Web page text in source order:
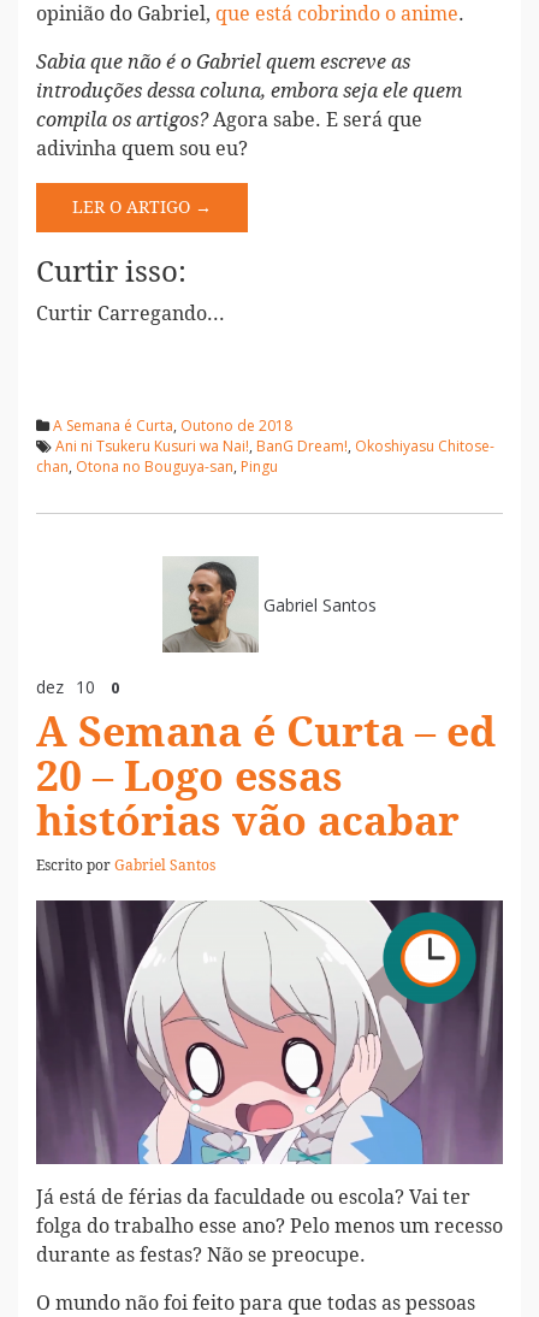
opinião do Gabriel, que está cobrindo o anime.
Sabia que não é o Gabriel quem escreve as
introduções dessa coluna, embora seja ele quem
compila os artigos?Agora sabe. E será que
adivinha quem sou eu?
LER O ARTIGO →
Curtir isso:
Curtir Carregando...
A Semana é Curta, Outono de 2018
Ani ni Tsukeru Kusuri wa Nai!, BanG Dream!, Okoshiyasu Chitose-
chan, Otona no Bouguya-san, Pingu
Gabriel Santos
dez 10 0
A Semana é Curta – ed
20 – Logo essas
histórias vão acabar
Escrito porGabriel Santos
Já está de férias da faculdade ou escola? Vai ter
folga do trabalho esse ano? Pelo menos um recesso
durante as festas? Não se preocupe.
O mundo não foi feito para que todas as pessoas